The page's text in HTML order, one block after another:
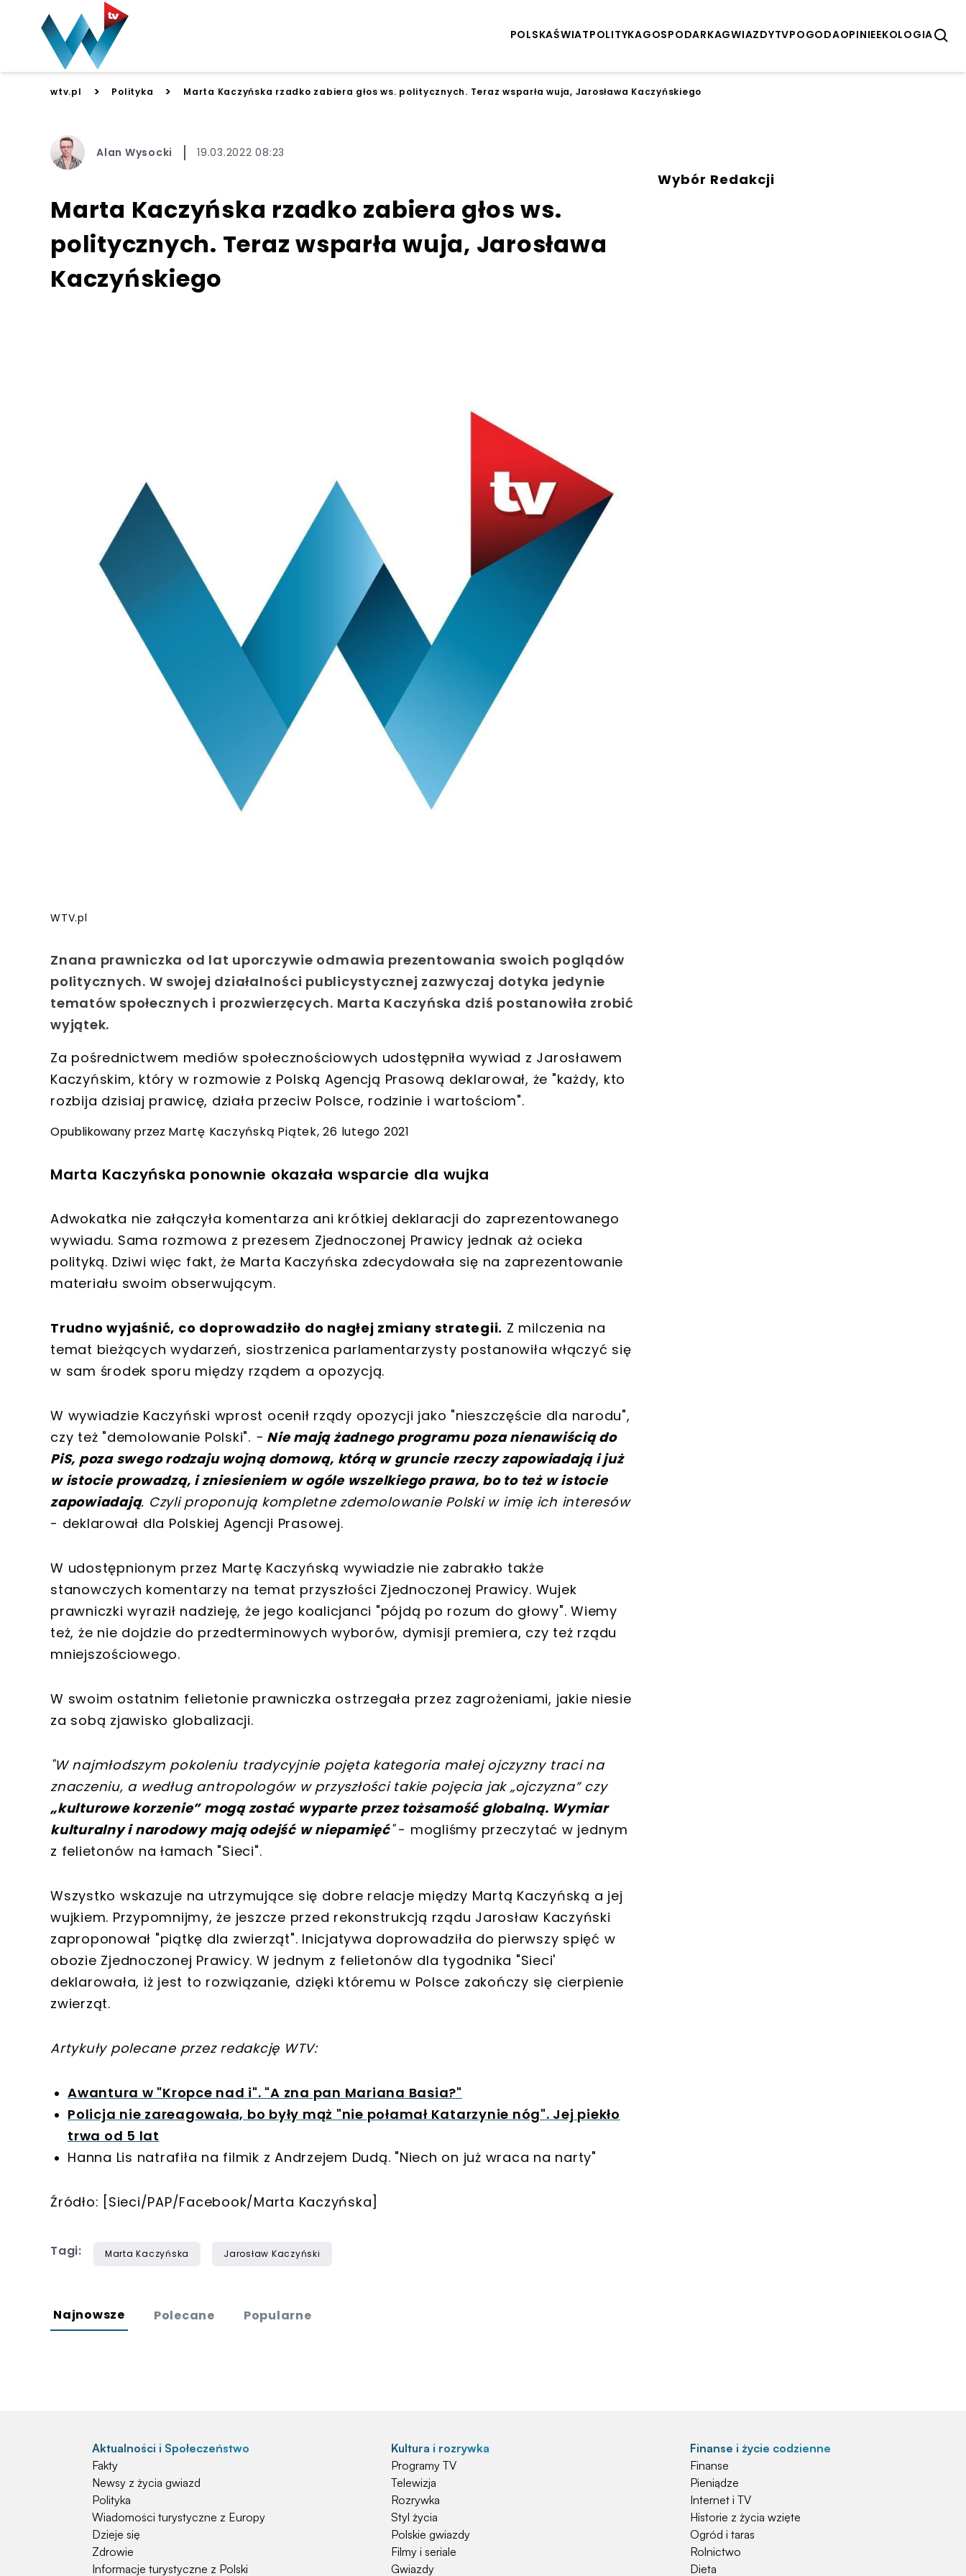
POLSKAŚWIATPOLITYKAGOSPODARKAGWIAZDYTVPOGODAOPINIEEKOLOGIA
wtv.pl > Polityka > Marta Kaczyńska rzadko zabiera głos ws. politycznych. Teraz wsparła wuja, Jarosława Kaczyńskiego
Alan Wysocki 19.03.2022 08:23
Marta Kaczyńska rzadko zabiera głos ws.
politycznych. Teraz wsparła wuja, Jarosława
Kaczyńskiego
WTV.pl
Znana prawniczka od lat uporczywie odmawia prezentowania swoich poglądów
politycznych. W swojej działalności publicystycznej zazwyczaj dotyka jedynie
tematów społecznych i prozwierzęcych. Marta Kaczyńska dziś postanowiła zrobić
wyjątek.
Za pośrednictwem mediów społecznościowych udostępniła wywiad z Jarosławem
Kaczyńskim, który w rozmowie z Polską Agencją Prasową deklarował, że "każdy, kto
rozbija dzisiaj prawicę, działa przeciw Polsce, rodzinie i wartościom".
Opublikowany przez Martę Kaczyńską Piątek, 26 lutego 2021
Marta Kaczyńska ponownie okazała wsparcie dla wujka
Adwokatka nie załączyła komentarza ani krótkiej deklaracji do zaprezentowanego
wywiadu. Sama rozmowa z prezesem Zjednoczonej Prawicy jednak aż ocieka
polityką. Dziwi więc fakt, że Marta Kaczyńska zdecydowała się na zaprezentowanie
materiału swoim obserwującym.
Trudno wyjaśnić, co doprowadziło do nagłej zmiany strategii. Z milczenia na
temat bieżących wydarzeń, siostrzenica parlamentarzysty postanowiła włączyć się
w sam środek sporu między rządem a opozycją.
W wywiadzie Kaczyński wprost ocenił rządy opozycji jako "nieszczęście dla narodu",
czy też "demolowanie Polski". - Nie mają żadnego programu poza nienawiścią do
PiS, poza swego rodzaju wojną domową, którą w gruncie rzeczy zapowiadają i już
w istocie prowadzą, i zniesieniem w ogóle wszelkiego prawa, bo to też w istocie
zapowiadają. Czyli proponują kompletne zdemolowanie Polski w imię ich interesów
- deklarował dla Polskiej Agencji Prasowej.
W udostępnionym przez Martę Kaczyńską wywiadzie nie zabrakło także
stanowczych komentarzy na temat przyszłości Zjednoczonej Prawicy. Wujek
prawniczki wyraził nadzieję, że jego koalicjanci "pójdą po rozum do głowy". Wiemy
też, że nie dojdzie do przedterminowych wyborów, dymisji premiera, czy też rządu
mniejszościowego.
W swoim ostatnim felietonie prawniczka ostrzegała przez zagrożeniami, jakie niesie
za sobą zjawisko globalizacji.
"W najmłodszym pokoleniu tradycyjnie pojęta kategoria małej ojczyzny traci na
znaczeniu, a według antropologów w przyszłości takie pojęcia jak „ojczyzna” czy
„kulturowe korzenie” mogą zostać wyparte przez tożsamość globalną. Wymiar
kulturalny i narodowy mają odejść w niepamięć"- mogliśmy przeczytać w jednym
z felietonów na łamach "Sieci".
Wszystko wskazuje na utrzymujące się dobre relacje między Martą Kaczyńską a jej
wujkiem. Przypomnijmy, że jeszcze przed rekonstrukcją rządu Jarosław Kaczyński
zaproponował "piątkę dla zwierząt". Inicjatywa doprowadziła do pierwszy spięć w
obozie Zjednoczonej Prawicy. W jednym z felietonów dla tygodnika "Sieci'
deklarowała, iż jest to rozwiązanie, dzięki któremu w Polsce zakończy się cierpienie
zwierząt.
Artykuły polecane przez redakcję WTV:
Awantura w "Kropce nad i". "A zna pan Mariana Basia?"
Policja nie zareagowała, bo były mąż "nie połamał Katarzynie nóg". Jej piekło
trwa od 5 lat
Hanna Lis natrafiła na filmik z Andrzejem Dudą. "Niech on już wraca na narty"
Źródło: [Sieci/PAP/Facebook/Marta Kaczyńska]
Tagi: Marta Kaczyńska Jarosław Kaczyński
Wybór Redakcji
Najnowsze Polecane Popularne
Aktualności i Społeczeństwo
Fakty
Newsy z życia gwiazd
Polityka
Wiadomości turystyczne z Europy
Dzieje się
Zdrowie
Informacje turystyczne z Polski
Kultura i rozrywka
Programy TV
Telewizja
Rozrywka
Styl życia
Polskie gwiazdy
Filmy i seriale
Gwiazdy
Finanse i życie codzienne
Finanse
Pieniądze
Internet i TV
Historie z życia wzięte
Ogród i taras
Rolnictwo
Dieta